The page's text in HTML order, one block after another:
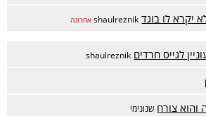
יקרא לו בוגד shaulreznik אחרונה
לגייס חרדים shaulreznik
צורח שנונימי